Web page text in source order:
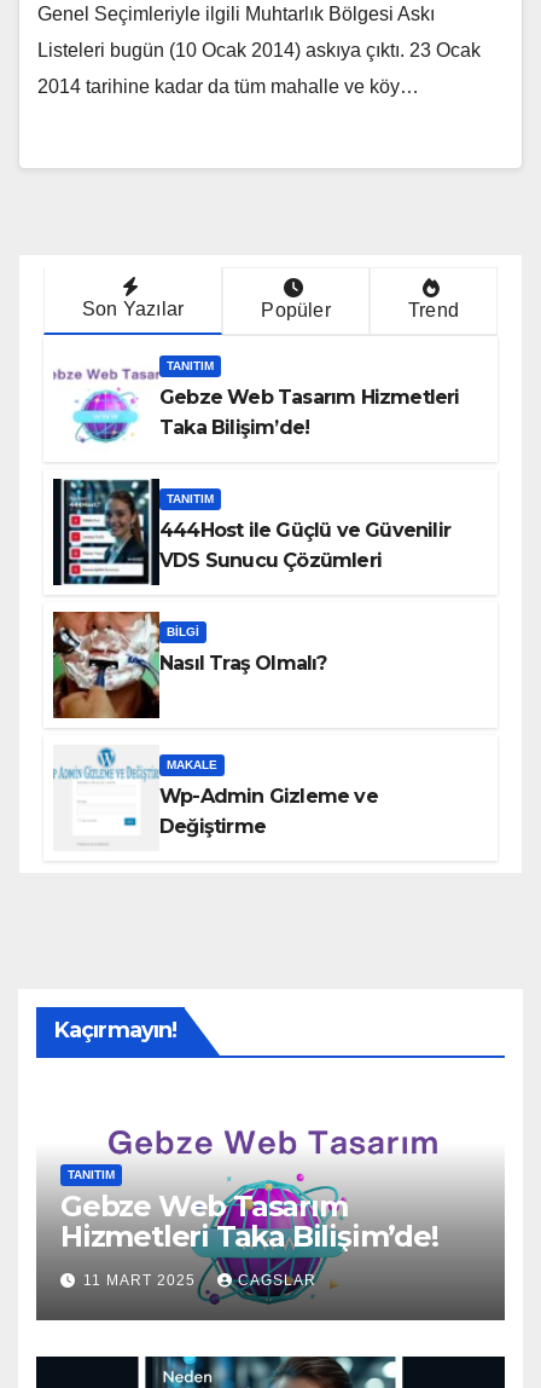
Genel Seçimleriyle ilgili Muhtarlık Bölgesi Askı
Listeleri bugün (10 Ocak 2014) askıya çıktı. 23 Ocak
2014 tarihine kadar da tüm mahalle ve köy…
Son Yazılar Popüler Trend
TANITIM
Gebze Web Tasarım Hizmetleri
Taka Bilişim’de!
TANITIM
444Host ile Güçlü ve Güvenilir
VDS Sunucu Çözümleri
BILGI
Nasıl Traş Olmalı?
MAKALE
Wp-Admin Gizleme ve
Değiştirme
Kaçırmayın!
TANITIM
Gebze Web Tasarım
Hizmetleri Taka Bilişim’de!
11 MART 2025 CAGSLAR